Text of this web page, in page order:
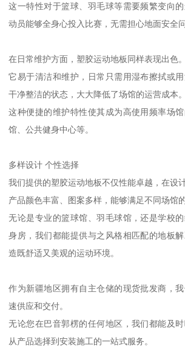
这一特性对于篮球、羽毛球等需要频繁变向
动员能够全身心投入比赛，无需担心地面安全问
在日常维护方面，塑胶运动地板同样表现出色。
它易于清洁和维护，日常只需用湿布擦拭或
干净整洁的状态，大大降低了场馆的运营成本。
这种便捷的维护特性使其成为高使用频率场
馆、公共健身中心等。
多样设计 个性选择
我们提供的塑胶运动地板不仅性能卓越，在设
产品颜色丰富、图案多样，能够满足不同场馆
无论是专业的篮球馆、羽毛球馆，还是学校
身房，我们都能提供与之风格相匹配的地板
造既舒适又美观的运动环境。
作为新疆地区拥有自主仓储的现货批发商，
速供应和交付。
无论您在巴音郭楞的任何地区，我们都能及
从产品选择到安装施工的一站式服务。